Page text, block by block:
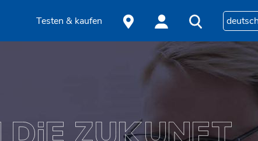
Testen & kaufen